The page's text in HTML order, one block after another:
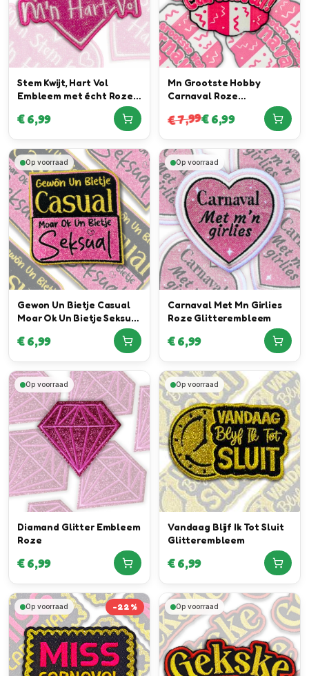
Stem Kwijt, Hart Vol
Embleem met écht Roze
€6,99
Mn Grootste Hobby
Carnaval Roze
€7,99€6,99
Op voorraad
Gewon Un Bietje Casual
Moar Ok Un Bietje Seksual
€6,99
Op voorraad
Carnaval Met Mn Girlies
Roze Glitterembleem
€6,99
Op voorraad
Diamand Glitter Embleem
Roze
€6,99
Op voorraad
Vandaag Blijf Ik Tot Sluit
Glitterembleem
€6,99
Op voorraad -22 % Op voorraad